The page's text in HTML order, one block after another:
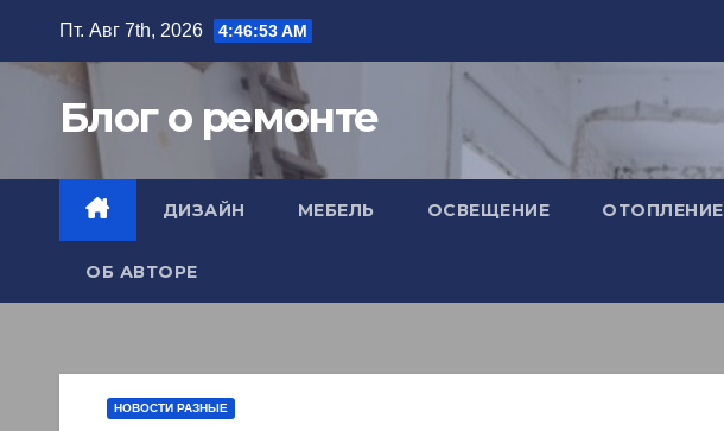
содержимому
Пт. Авг 7th, 2026 4:46:54 AM
Блог о ремонте
ДИЗАЙН МЕБЕЛЬ ОСВЕЩЕНИЕ ОТОПЛЕНИЕ
ОБ АВТОРЕ
НОВОСТИ РАЗНЫЕ